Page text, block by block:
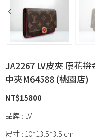
JA2267 LV皮夾 原花
中夾M64588 (桃園店)
NT$15800
品牌 : LV
尺寸 : 10*13.5*3.5 cm